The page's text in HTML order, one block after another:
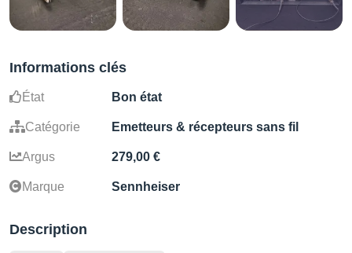
Informations clés
État Bon état
Catégorie Emetteurs & récepteurs sans fil
Argus 279,00 €
Marque Sennheiser
Description